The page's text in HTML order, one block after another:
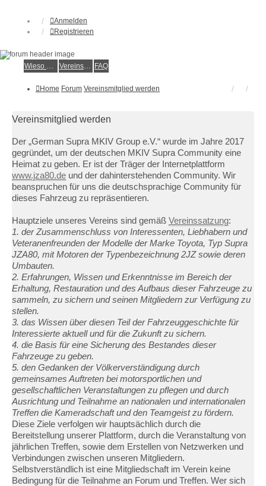
Anmelden
Registrieren
Wieso der e.V.? Vereinsmitglied werden FAQ
Home Forum Vereinsmitglied werden
Vereinsmitglied werden
Der „German Supra MKIV Group e.V.“ wurde im Jahre 2017
gegründet, um der deutschen MKIV Supra Community eine
Heimat zu geben. Er ist der Träger der Internetplattform
www.jza80.de und der dahinterstehenden Community. Wir
beanspruchen für uns die deutschsprachige Community für
dieses Fahrzeug zu repräsentieren.
Hauptziele unseres Vereins sind gemäß Vereinssatzung:
1. der Zusammenschluss von Interessenten, Liebhabern und
Veteranenfreunden der Modelle der Marke Toyota, Typ Supra
JZA80, mit Motoren der Typenbezeichnung 2JZ sowie deren
Umbauten.
2. Erfahrungen, Wissen und Erkenntnisse im Bereich der
Erhaltung, Restauration und des Aufbaus dieser Fahrzeuge zu
sammeln, zu sichern und seinen Mitgliedern zur Verfügung zu
stellen.
3. das Wissen über diesen Teil der Fahrzeuggeschichte für
Interessierte aktuell und für die Zukunft zu sichern.
4. die Basis für eine Sicherung des Bestandes dieser
Fahrzeuge zu geben.
5. den Gedanken der Völkerverständigung durch
gemeinsames Auftreten bei motorsportlichen und
gesellschaftlichen Veranstaltungen zu pflegen und durch
Ausrichtung und Teilnahme an nationalen und internationalen
Treffen die Kameradschaft und den Teamgeist zu fördern.
Diese Ziele verfolgen wir hauptsächlich durch die
Bereitstellung unserer Plattform, durch die Veranstaltung von
jährlichen Treffen, sowie dem Erstellen von Netzwerken und
Verbindungen zwischen unseren Mitgliedern.
Selbstverständlich ist eine Mitgliedschaft im Verein keine
Bedingung für die Teilnahme an Forum und Treffen. Wer sich